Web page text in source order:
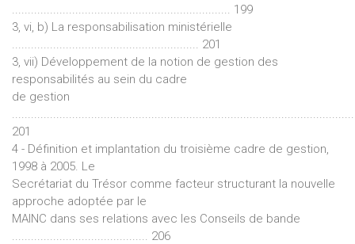
..................................................................... 199
3, vi, b) La responsabilisation ministérielle
........................................................... 201
3, vii) Développement de la notion de gestion des
responsabilités au sein du cadre
de gestion
............................................................................................................
201
4 - Définition et implantation du troisième cadre de gestion,
1998 à 2005. Le
Secrétariat du Trésor comme facteur structurant la nouvelle
approche adoptée par le
MAINC dans ses relations avec les Conseils de bande
........................................... 206